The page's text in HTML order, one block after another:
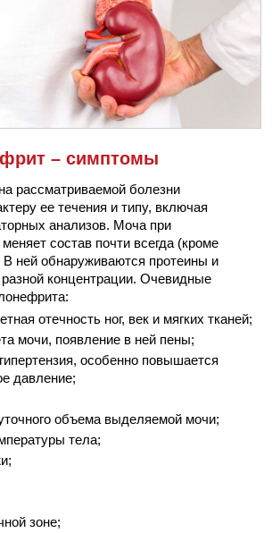
– симптомы
рассматриваемой болезни
ее течения и типу, включая
анализов. Моча при
состав почти всегда (кроме
ней обнаруживаются протеины и
концентрации. Очевидные
отечность ног, век и мягких тканей;
мочи, появление в ней пены;
особенно повышается
давление;
объема выделяемой мочи;
тела;
зоне;